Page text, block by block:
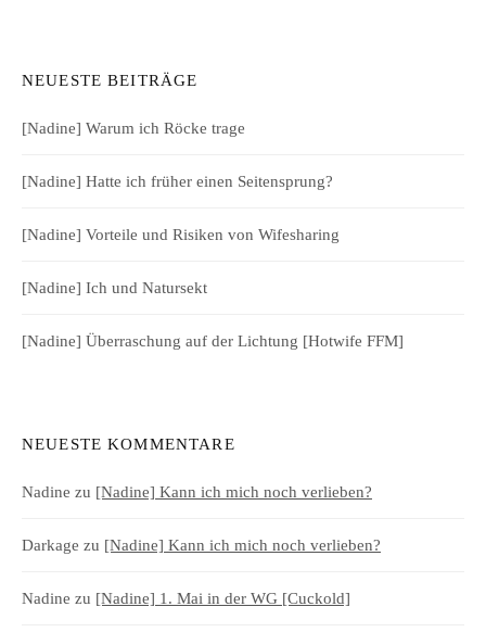
NEUESTE BEITRÄGE
[Nadine] Warum ich Röcke trage
[Nadine] Hatte ich früher einen Seitensprung?
[Nadine] Vorteile und Risiken von Wifesharing
[Nadine] Ich und Natursekt
[Nadine] Überraschung auf der Lichtung [Hotwife FFM]
NEUESTE KOMMENTARE
Nadine zu [Nadine] Kann ich mich noch verlieben?
Darkage zu [Nadine] Kann ich mich noch verlieben?
Nadine zu [Nadine] 1. Mai in der WG [Cuckold]